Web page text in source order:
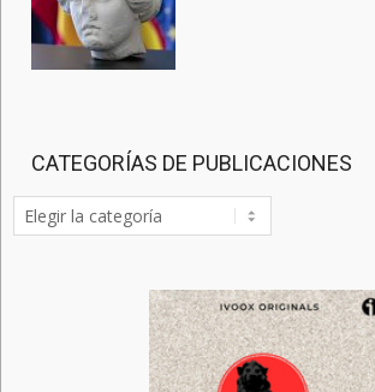
CATEGORÍAS DE PUBLICACIONES
Categorías
de